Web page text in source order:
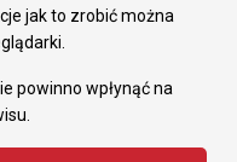
jak to zrobić można
powinno wpłynąć na